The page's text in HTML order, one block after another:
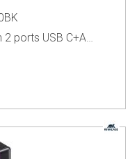
ports USB C+A…